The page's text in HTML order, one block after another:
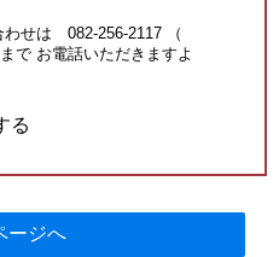
わせは 082-256-2117 （
で お電話いただきますよ
る
ージへ